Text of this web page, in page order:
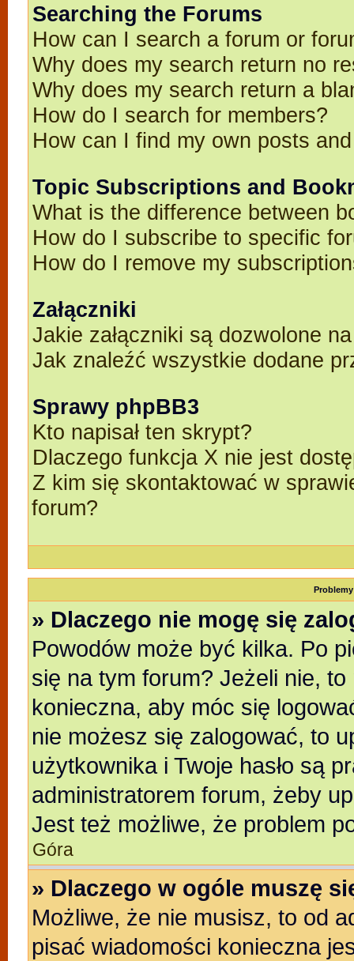
Searching the Forums
How can I search a forum or
Why does my search return no
Why does my search return a
How do I search for members?
How can I find my own posts
Topic Subscriptions and
What is the difference between
How do I subscribe to specific
How do I remove my
Załączniki
Jakie załączniki są dozwolone
Jak znaleźć wszystkie dodane
Sprawy phpBB3
Kto napisał ten skrypt?
Dlaczego funkcja X nie jest
Z kim się skontaktować w
forum?
» Dlaczego nie mogę się
Powodów może być kilka. Po
się na tym forum? Jeżeli nie,
konieczna, aby móc się
nie możesz się zalogować, to
użytkownika i Twoje hasło są
administratorem forum, żeby
Jest też możliwe, że problem
Góra
» Dlaczego w ogóle muszę
Możliwe, że nie musisz, to od
pisać wiadomości konieczna